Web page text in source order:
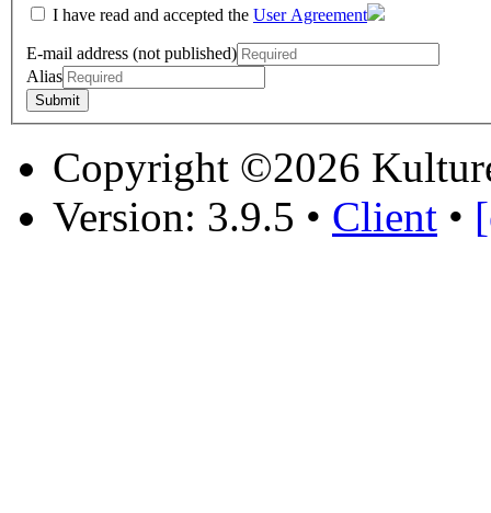
I have read and accepted the User Agreement
E-mail address (not published)
Alias
Copyright ©2026
Version: 3.9.5 • Client •